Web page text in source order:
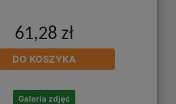
61,28 zł
DO KOSZYKA
Galeria zdjęć